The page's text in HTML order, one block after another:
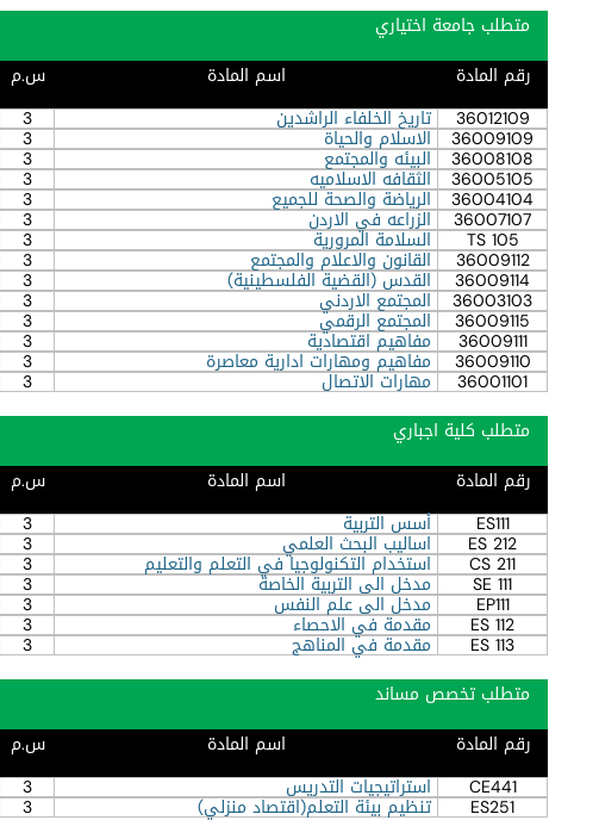
متطلب جامعة اختياري
رقم المادة اسم المادة س.م
36012109 تاريخ الخلفاء الراشدين 3
36009109 الاسلام والحياة 3
36008108 البيئه والمجتمع 3
36005105 الثقافه الاسلاميه 3
36004104 الرياضة والصحة للجميع 3
36007107 الزراعه في الاردن 3
TS 105 السلامة المرورية 3
36009112 القانون والاعلام والمجتمع 3
36009114 القدس (القضية الفلسطينية) 3
36003103 المجتمع الاردني 3
36009115 المجتمع الرقمي 3
36009111 مفاهيم اقتصادية 3
36009110 مفاهيم ومهارات ادارية معاصرة 3
36001101 مهارات الاتصال 3
متطلب كلية اجباري
رقم المادة اسم المادة س.م
ES111 أسس التربية 3
ES 212 اساليب البحث العلمي 3
CS 211 استخدام التكنولوجيا في التعلم والتعليم 3
SE 111 مدخل الى التربية الخاصة 3
EP111 مدخل الى علم النفس 3
ES 112 مقدمة في الاحصاء 3
ES 113 مقدمة في المناهج 3
متطلب تخصص مساند
رقم المادة اسم المادة س.م
CE441 استراتيجيات التدريس 3
ES251 تنظيم بيئة التعلم(اقتصاد منزلي) 3